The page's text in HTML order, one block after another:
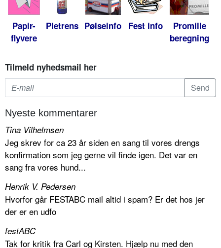
Papir-
flyvere
Pletrens Pølseinfo Fest info
Promille
beregning
Tilmeld nyhedsmail her
Nyeste kommentarer
Tina Vilhelmsen
Jeg skrev for ca 23 år siden en sang til vores drengs
konfirmation som jeg gerne vil finde igen. Det var en
sang fra vores hund...
Henrik V. Pedersen
Hvorfor går FESTABC mail altid i spam? Er det hos jer
der er en udfo
festABC
Tak for kritik fra Carl og Kirsten. Hjælp nu med den